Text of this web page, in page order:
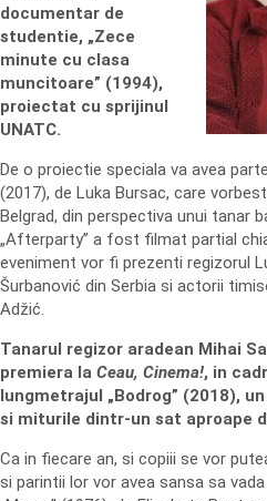
documentar de
studentie, „Zece
minute cu clasa
muncitoare” (1994),
proiectat cu sprijinul
UNATC.
De o proiectie speciala va avea
(2017), de Luka Bursac, care
Belgrad, din perspectiva unui tanar
„Afterparty” a fost filmat partial
eveniment vor fi prezenti regizorul
Šurbanović din Serbia si actorii
Adžić.
Tanarul regizor aradean Mihai
premiera la Ceau, Cinema!, in
lungmetrajul „Bodrog” (2018), un
si miturile dintr-un sat aproape
Ca in fiecare an, si copiii se vor
si parintii lor vor avea sansa sa